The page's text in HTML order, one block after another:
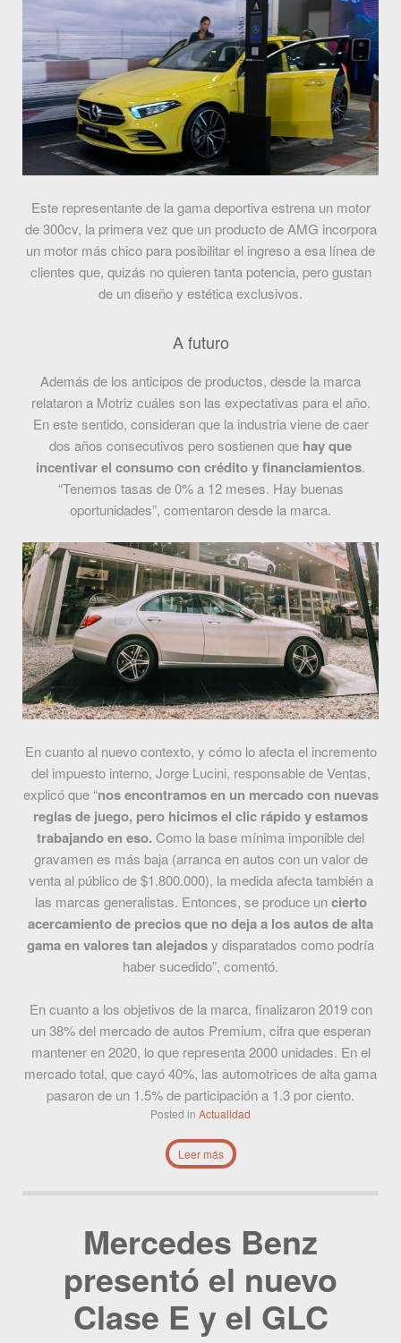
Este representante de la gama deportiva estrena un motor
de 300cv, la primera vez que un producto de AMG incorpora
un motor más chico para posibilitar el ingreso a esa línea de
clientes que, quizás no quieren tanta potencia, pero gustan
de un diseño y estética exclusivos.
A futuro
Además de los anticipos de productos, desde la marca
relataron a Motriz cuáles son las expectativas para el año.
En este sentido, consideran que la industria viene de caer
dos años consecutivos pero sostienen que hay que
incentivar el consumo con crédito y financiamientos.
“Tenemos tasas de 0% a 12 meses. Hay buenas
oportunidades”, comentaron desde la marca.
En cuanto al nuevo contexto, y cómo lo afecta el incremento
del impuesto interno, Jorge Lucini, responsable de Ventas,
explicó que “nos encontramos en un mercado con nuevas
reglas de juego, pero hicimos el clic rápido y estamos
trabajando en eso. Como la base mínima imponible del
gravamen es más baja (arranca en autos con un valor de
venta al público de $1.800.000), la medida afecta también a
las marcas generalistas. Entonces, se produce uncierto
acercamiento de precios que no deja a los autos de alta
gama en valores tan alejadosy disparatados como podría
haber sucedido”, comentó.
En cuanto a los objetivos de la marca, finalizaron 2019 con
un 38% del mercado de autos Premium, cifra que esperan
mantener en 2020, lo que representa 2000 unidades. En el
mercado total, que cayó 40%, las automotrices de alta gama
pasaron de un 1.5% de participación a 1.3 por ciento.
Posted in Actualidad
Leer más
Mercedes Benz
presentó el nuevo
Clase E y el GLC